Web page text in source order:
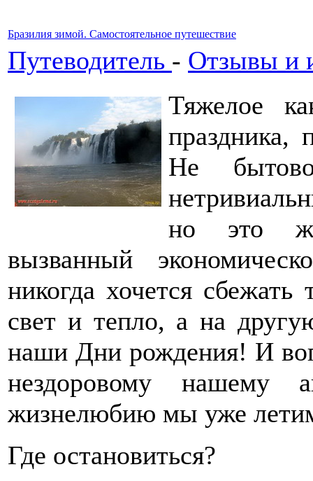
Бразилия зимой. Самостоятельное путешествие
Путеводитель - Отзывы и
Тяжелое
праздника,
Не
но это
вызванный
никогда хочется
свет и тепло, а на
наши Дни рождения! И
нездоровому нашему
жизнелюбию мы уже
Где остановиться?